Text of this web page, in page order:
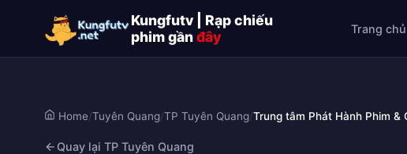
Kungfutv | Rạp chiếu
phim gầnđây Trang chủ
Home/Tuyên Quang/TP Tuyên Quang/Trung tâm Phát Hành Phim &
Quay lại TP Tuyên Quang